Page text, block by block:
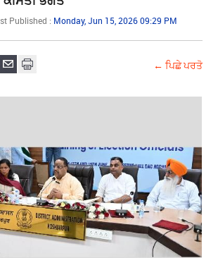
Published : Monday, Jun 15, 2026 09:29 PM
← ਪਿਛੇ ਪਰਤੋ